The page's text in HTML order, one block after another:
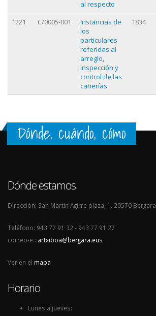
al respecto
1221 C/0005-001
Instancias de
los
particulares
referidas al
arreglo,
inspección y
control de las
cañerías
1834
Dónde, cuándo, cómo
Dónde estamos
Dirección: San Martin Agirre plaza, 1. 20570 Bergara
Teléfono: 943 77 91 32 - 943 77 91 27
correo-e.: artxiboa@bergara.eus
Ver en el mapa
Horario
Lunes a jueves: